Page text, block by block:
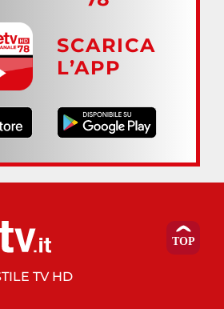
SCARICA
L’APP
TV HD